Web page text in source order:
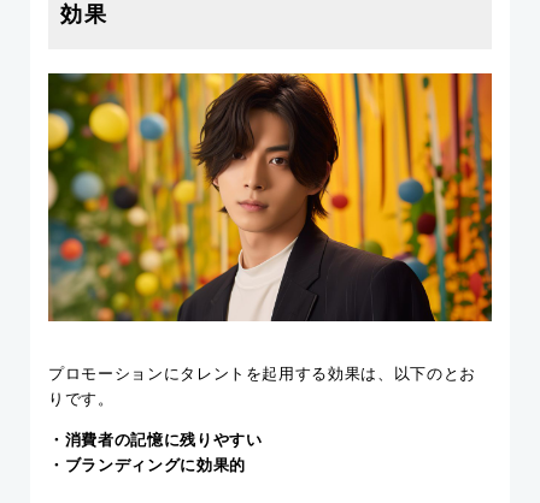
効果
プロモーションにタレントを起用する効果は、以下のとお
りです。
・消費者の記憶に残りやすい
・ブランディングに効果的